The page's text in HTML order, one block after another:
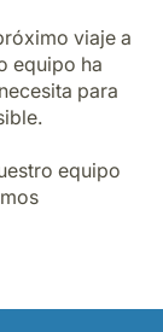
viaje a
equipo ha
para
equipo